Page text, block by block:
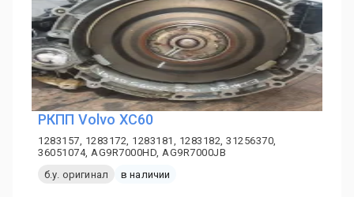
PКПП Volvo XC60
1283157, 1283172, 1283181, 1283182, 31256370,
36051074, AG9R7000HD, AG9R7000JB
б.у. оригинал
в наличии